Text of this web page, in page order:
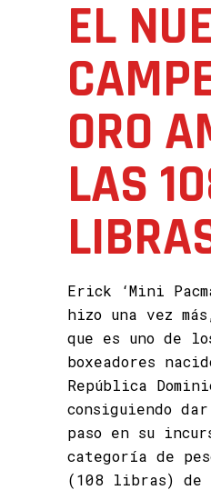
EL
ORO
LAS
Erick ‘Mini
hizo una vez
que es uno de
boxeadores
República
consiguiendo
paso en su
categoría de
(108 libras) de